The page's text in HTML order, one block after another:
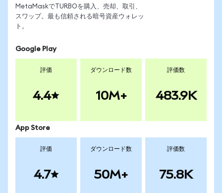
MetaMaskでTURBOを購入、売却、取引、
スワップ。最も信頼される暗号資産ウォレッ
ト。
Google Play
評価
4.4
ダウンロード数
10M+
評価数
483.9K
App Store
評価
4.7
ダウンロード数
50M+
評価数
75.8K